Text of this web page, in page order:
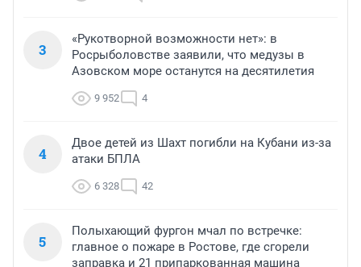
3
«Рукотворной возможности нет»: в
Росрыболовстве заявили, что медузы в
Азовском море останутся на десятилетия
9 952 4
4
Двое детей из Шахт погибли на Кубани из-за
атаки БПЛА
6 328 42
5
Полыхающий фургон мчал по встречке:
главное о пожаре в Ростове, где сгорели
заправка и 21 припаркованная машина